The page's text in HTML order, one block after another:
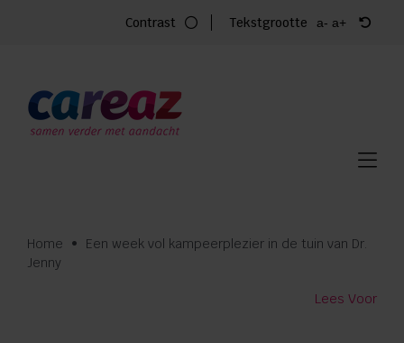
Contrast Tekstgrootte a- a+
Home •
Een week vol kampeerplezier in de tuin van Dr.
Jenny
Lees Voor
Zorg
Over Careaz